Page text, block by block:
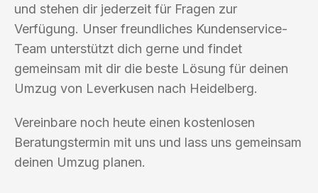
und stehen dir jederzeit für Fragen zur
Verfügung. Unser freundliches Kundenservice-
Team unterstützt dich gerne und findet
gemeinsam mit dir die beste Lösung für deinen
Umzug von Leverkusen nach Heidelberg.
Vereinbare noch heute einen kostenlosen
Beratungstermin mit uns und lass uns gemeinsam
deinen Umzug planen.